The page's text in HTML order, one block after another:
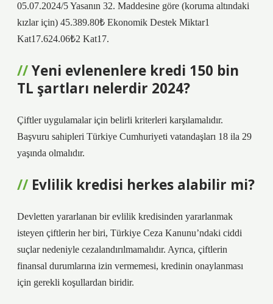
05.07.2024/5 Yasanın 32. Maddesine göre (koruma altındaki
kızlar için) 45.389.80₺ Ekonomik Destek Miktar1
Kat17.624.06₺2 Kat17.
Yeni evlenenlere kredi 150 bin
TL şartları nelerdir 2024?
Çiftler uygulamalar için belirli kriterleri karşılamalıdır.
Başvuru sahipleri Türkiye Cumhuriyeti vatandaşları 18 ila 29
yaşında olmalıdır.
Evlilik kredisi herkes alabilir mi?
Devletten yararlanan bir evlilik kredisinden yararlanmak
isteyen çiftlerin her biri, Türkiye Ceza Kanunu’ndaki ciddi
suçlar nedeniyle cezalandırılmamalıdır. Ayrıca, çiftlerin
finansal durumlarına izin vermemesi, kredinin onaylanması
için gerekli koşullardan biridir.